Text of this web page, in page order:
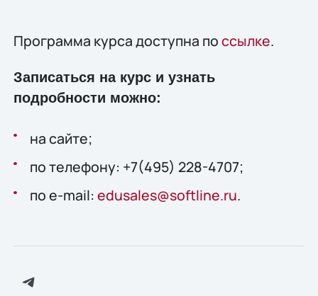
Программа курса доступна поссылке.
Записаться на курс и узнать
подробности можно:
на сайте;
по телефону: +7(495) 228-4707;
по e-mail: edusales@softline.ru.